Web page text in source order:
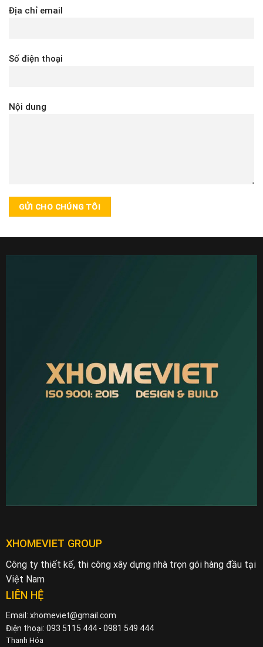
Địa chỉ email
Số điện thoại
Nội dung
XHOMEVIET GROUP
Công ty thiết kế, thi công xây dựng nhà trọn gói hàng đầu tại
Việt Nam
LIÊN HỆ
Email: xhomeviet@gmail.com
Điện thoại: 093 5115 444 - 0981 549 444
Thanh Hóa